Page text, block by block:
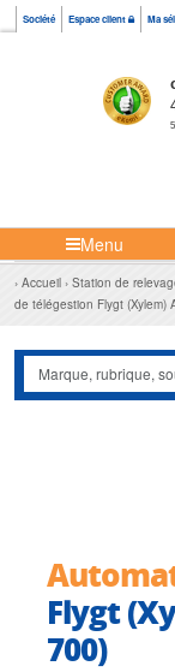
Société Espace client Ma
Menu
Accueil Station de
de télégestion Flygt (Xylem)
Flygt
700)